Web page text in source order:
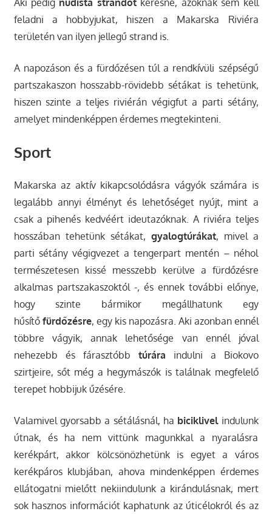
feladni a hobbyjukat, hiszen a Makarska Riviéra
területén van ilyen jellegű strand is.
A napozáson és a fürdőzésen túl a rendkívüli szépségű
partszakaszon hosszabb-rövidebb sétákat is tehetünk,
hiszen szinte a teljes riviérán végigfut a parti sétány,
amelyet mindenképpen érdemes megtekinteni.
Sport
Makarska az aktív kikapcsolódásra vágyók számára is
legalább annyi élményt és lehetőséget nyújt, mint a
csak a pihenés kedvéért ideutazóknak. A riviéra teljes
hosszában tehetünk sétákat, gyalogtúrákat, mivel a
parti sétány végigvezet a tengerpart mentén – néhol
természetesen kissé messzebb kerülve a fürdőzésre
alkalmas partszakaszoktól -, és ennek további előnye,
hogy szinte bármikor megállhatunk egy
hűsítő fürdőzésre, egy kis napozásra. Aki azonban ennél
többre vágyik, annak lehetősége van ennél jóval
nehezebb és fárasztóbb túrára indulni a Biokovo
szirtjeire, sőt még a hegymászók is találnak megfelelő
terepet hobbijuk űzésére.
Valamivel gyorsabb a sétálásnál, ha biciklivel indulunk
útnak, és ha nem vittünk magunkkal a nyaralásra
kerékpárt, akkor kölcsönözhetünk is egyet a város
kerékpáros klubjában, ahova mindenképpen érdemes
ellátogatni mielőtt nekiindulunk a kirándulásnak, mert
sok hasznos információt kaphatunk az úticélokról és az